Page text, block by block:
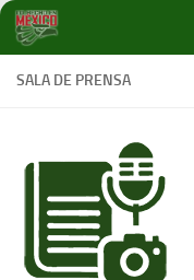
Debajo del contenido
SALA DE PRENSA